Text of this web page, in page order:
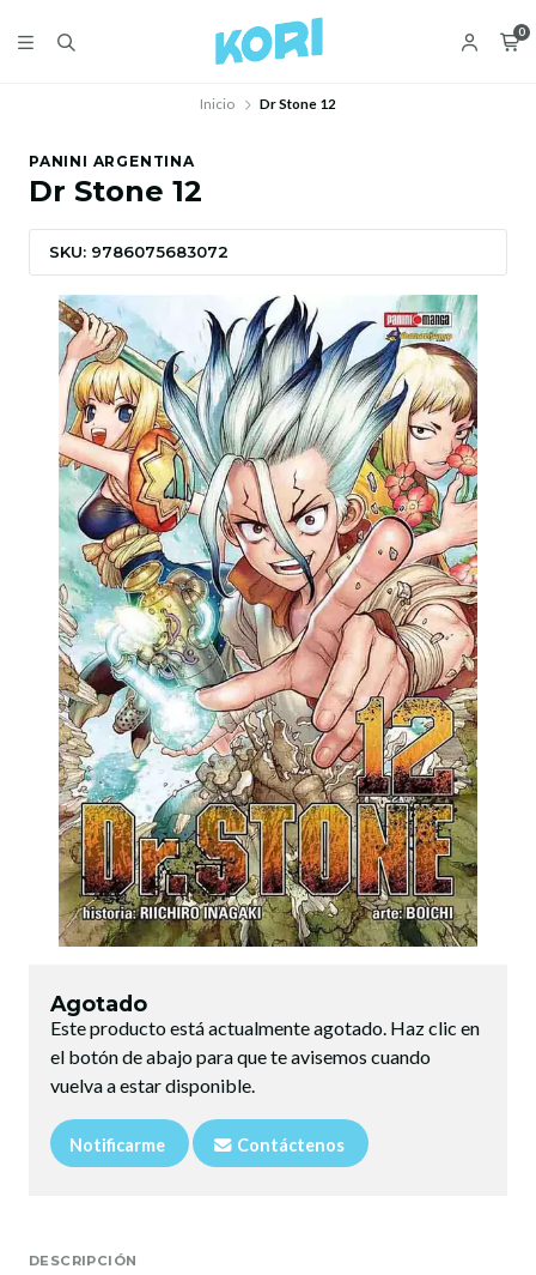
0
Inicio Dr Stone 12
PANINI ARGENTINA
Dr Stone 12
SKU: 9786075683072
Agotado
Este producto está actualmente agotado. Haz clic en
el botón de abajo para que te avisemos cuando
vuelva a estar disponible.
Notificarme Contáctenos
DESCRIPCIÓN